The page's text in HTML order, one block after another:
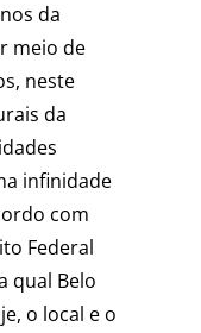
da
meio de
neste
da
infinidade
com
Federal
qual Belo
o local e o